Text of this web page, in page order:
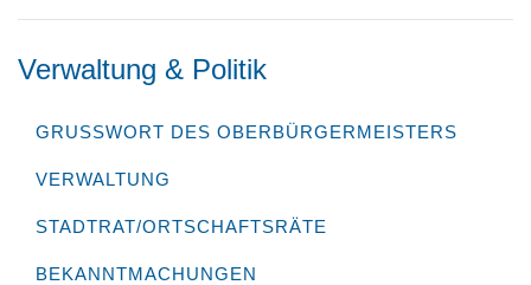
Verwaltung & Politik
GRUSSWORT DES OBERBÜRGERMEISTERS
VERWALTUNG
STADTRAT/ORTSCHAFTSRÄTE
BEKANNTMACHUNGEN